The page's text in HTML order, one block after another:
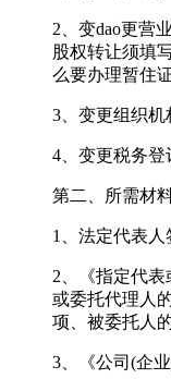
2、变dao更营
股权转让须填
么要办理暂住
3、变更组织机
4、变更税务登
第二、所需材
1、法定代表
2、《指定代
或委托代理人
项、被委托人
3、《公司(企